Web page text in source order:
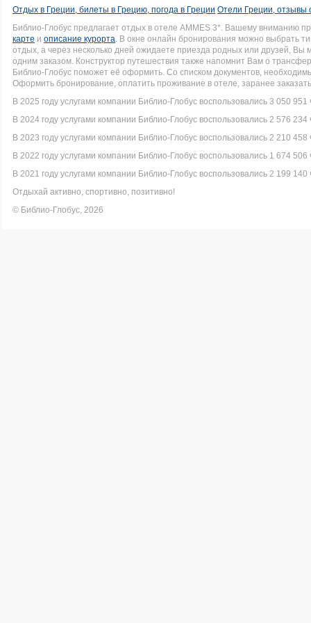
Отдых в Греции, билеты в Грецию, погода в Греции Отели Греции, отзывы
Библио-Глобус предлагает отдых в отеле AMMES 3*. Вашему вниманию
карте и описание курорта. В окне онлайн бронирования можно выбрать
отдых, а через несколько дней ожидаете приезда родных или друзей, Вы
одним заказом. Конструктор путешествия также напомнит Вам о
Библио-Глобус поможет её оформить. Со списком документов,
Оформить бронирование, оплатить проживание в отеле, заранее
В 2025 году услугами компании Библио-Глобус воспользовались 3 050 951
В 2024 году услугами компании Библио-Глобус воспользовались 2 576 234
В 2023 году услугами компании Библио-Глобус воспользовались 2 210 458
В 2022 году услугами компании Библио-Глобус воспользовались 1 674 506
В 2021 году услугами компании Библио-Глобус воспользовались 2 199 140
Отдыхай активно, спортивно, позитивно!
© Библио-Глобус, 2026